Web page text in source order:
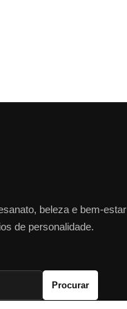
beleza e bem-estar
de personalidade.
Procurar